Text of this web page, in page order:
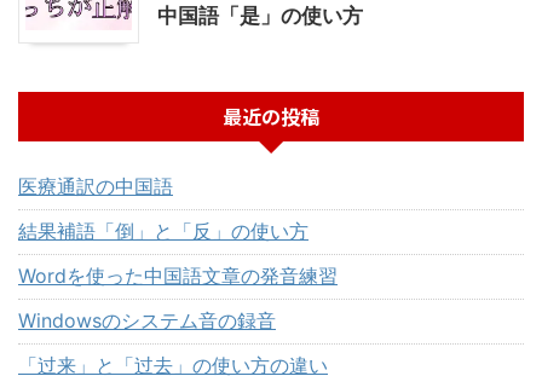
中国語「是」の使い方
最近の投稿
医療通訳の中国語
結果補語「倒」と「反」の使い方
Wordを使った中国語文章の発音練習
Windowsのシステム音の録音
「过来」と「过去」の使い方の違い